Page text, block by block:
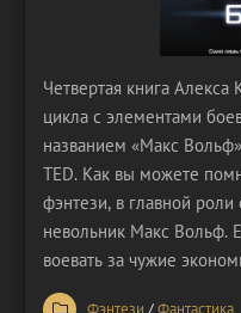
Четвертая книга Алекса
цикла с элементами
названием «Макс
TED. Как вы можете
фэнтези, в главной
невольник Макс Вольф.
воевать за чужие
представляет интересы
Фэнтези /Фантастика